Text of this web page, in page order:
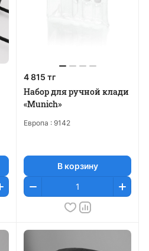
4 815 тг
Набор для ручной клади
«Munich»
Европа : 9142
В корзину